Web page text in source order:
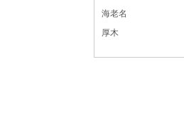
海老名
厚木